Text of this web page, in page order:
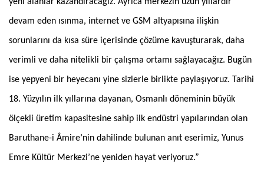
devam eden ısınma, internet ve GSM altyapısına ilişkin
sorunlarını da kısa süre içerisinde çözüme kavuşturarak, daha
verimli ve daha nitelikli bir çalışma ortamı sağlayacağız. Bugün
ise yepyeni bir heyecanı yine sizlerle birlikte paylaşıyoruz. Tarihi
18. Yüzyılın ilk yıllarına dayanan, Osmanlı döneminin büyük
ölçekli üretim kapasitesine sahip ilk endüstri yapılarından olan
Baruthane-i Âmire’nin dahilinde bulunan anıt eserimiz, Yunus
Emre Kültür Merkezi’ne yeniden hayat veriyoruz.”